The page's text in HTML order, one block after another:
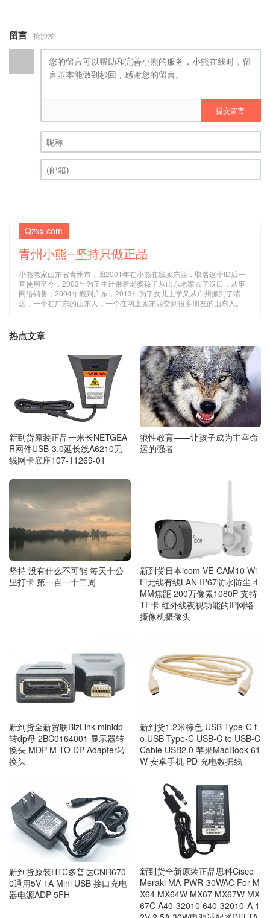
留言 抢沙发
提交留言
昵称 (必填)
Qzxx.com
青州小熊--坚持只做正品
小熊老家山东省青州市，因2001年在小熊在线卖东西，取名这个ID后一
直使用至今，2003年为了生计带着老婆孩子从山东老家去了汉口，从事
网络销售，2004年搬到广东，2013年为了女儿上学又从广州搬到了清
远，一个在广东的山东人，一个在网上卖东西交到很多朋友的山东人。
热点文章
新到货原装正品一米长NETGEA
R网件USB-3.0延长线A6210无
线网卡底座107-11269-01
狼性教育——让孩子成为主宰命
运的强者
坚持 没有什么不可能 毎天十公
里打卡 第一百一十二周
新到货日本icom VE-CAM10 Wi
Fi无线有线LAN IP67防水防尘 4
MM焦距 200万像素1080P 支持
TF卡 红外线夜视功能的IP网络
摄像机摄像头
新到货全新贸联BizLink minidp
转dp母 2BC0164001 显示器转
换头 MDP M TO DP Adapter转
换头
新到货1.2米棕色 USB Type-C t
o USB Type-C USB-C to USB-C
Cable USB2.0 苹果MacBook 61
W 安卓手机 PD 充电数据线
新到货原装HTC多普达CNR670
0通用5V 1A Mini USB 接口充电
器电源ADP-5FH
新到货全新原装正品思科Cisco
Meraki MA-PWR-30WAC For M
X64 MX64W MX67 MX67W MX
67C A40-32010 640-32010-A 1